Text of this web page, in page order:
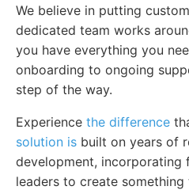
We believe in putting
dedicated team works
you have everything you
onboarding to ongoing
step of the way.
Experience the difference
solution is built on years of
development, incorporating
leaders to create